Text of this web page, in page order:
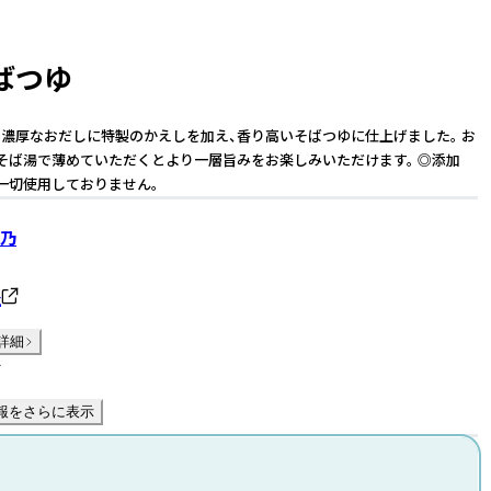
つゆ
厚なおだしに特製のかえしを加え、香り高いそばつゆに仕上げました。 お
ば湯で薄めていただくとより一層旨みをお楽しみいただけます。 ◎添加
切使用しておりません。
細
をさらに表示